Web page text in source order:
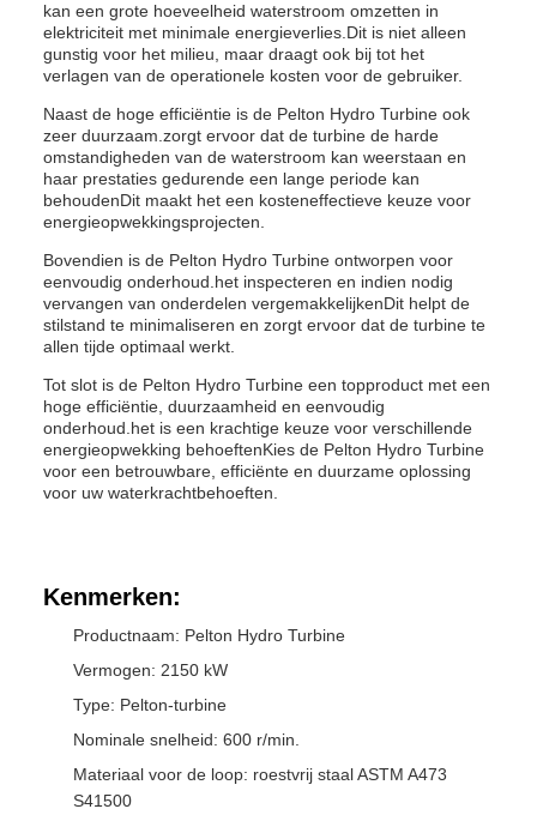
kan een grote hoeveelheid waterstroom omzetten in
elektriciteit met minimale energieverlies.Dit is niet alleen
gunstig voor het milieu, maar draagt ook bij tot het
verlagen van de operationele kosten voor de gebruiker.
Naast de hoge efficiëntie is de Pelton Hydro Turbine ook
zeer duurzaam.zorgt ervoor dat de turbine de harde
omstandigheden van de waterstroom kan weerstaan en
haar prestaties gedurende een lange periode kan
behoudenDit maakt het een kosteneffectieve keuze voor
energieopwekkingsprojecten.
Bovendien is de Pelton Hydro Turbine ontworpen voor
eenvoudig onderhoud.het inspecteren en indien nodig
vervangen van onderdelen vergemakkelijkenDit helpt de
stilstand te minimaliseren en zorgt ervoor dat de turbine te
allen tijde optimaal werkt.
Tot slot is de Pelton Hydro Turbine een topproduct met een
hoge efficiëntie, duurzaamheid en eenvoudig
onderhoud.het is een krachtige keuze voor verschillende
energieopwekking behoeftenKies de Pelton Hydro Turbine
voor een betrouwbare, efficiënte en duurzame oplossing
voor uw waterkrachtbehoeften.
Kenmerken:
Productnaam: Pelton Hydro Turbine
Vermogen: 2150 kW
Type: Pelton-turbine
Nominale snelheid: 600 r/min.
Materiaal voor de loop: roestvrij staal ASTM A473
S41500